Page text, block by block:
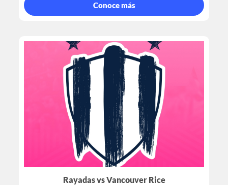
Conoce más
Rayadas vs Vancouver Rice